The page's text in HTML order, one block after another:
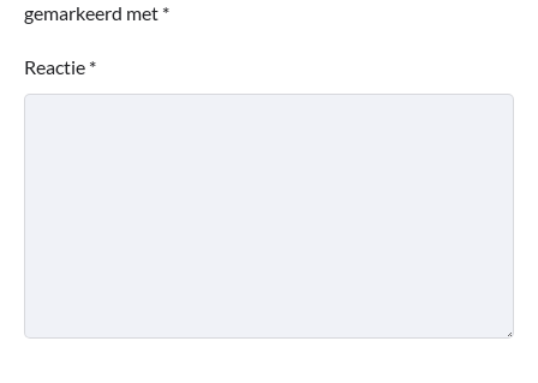
gemarkeerd met *
Reactie *